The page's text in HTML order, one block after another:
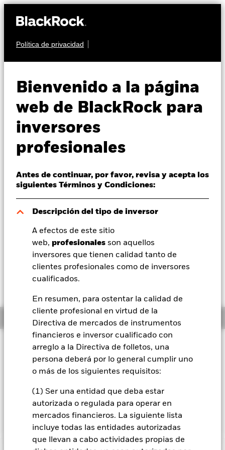
Política de privacidad
Bienvenido a la página
web de BlackRock para
inversores
profesionales
Antes de continuar, por favor, revisa y acepta los
siguientes Términos y Condiciones:
Descripción del tipo de inversor
A efectos de este sitio
web, profesionales son aquellos
inversores que tienen calidad tanto de
clientes profesionales como de inversores
cualificados.
En resumen, para ostentar la calidad de
cliente profesional en virtud de la
Directiva de mercados de instrumentos
financieros e inversor cualificado con
arreglo a la Directiva de folletos, una
persona deberá por lo general cumplir uno
o más de los siguientes requisitos:
(1) Ser una entidad que deba estar
autorizada o regulada para operar en
mercados financieros. La siguiente lista
incluye todas las entidades autorizadas
que llevan a cabo actividades propias de
Perspectivas
Visión de mercado
Educación
Profesionales
España
Change location
BlackRock
iShares
Nuestra compañía
Government Bond
Fund
EUR 23,22
Variación del valor liquidativo a 05 ago 2026
EUR 0,02 (0,09%)
Información general
Filosofía de inversión
El Fondo Global Government Bond busca maximizar los
beneficios totales. El fondo invierte al menos un 70 % de sus
calificación crediticia emitidos a nivel mundial tanto por
gobiernos, como por sus agencias. La exposición a las divisas
se gestiona de forma flexible.